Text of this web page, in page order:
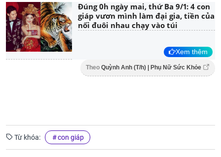
Đúng 0h ngày mai, thứ Ba 9/1: 4 con
giáp vươn mình làm đại gia, tiền của
nối đuôi nhau chạy vào túi
Xem thêm
Theo Quỳnh Anh (T/h) | Phụ Nữ Sức Khỏe
Từ khóa: con giáp